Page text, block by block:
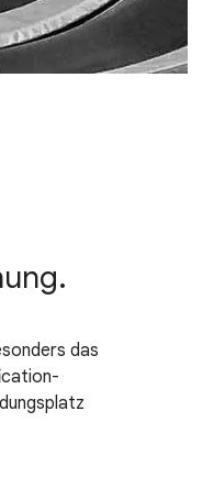
das